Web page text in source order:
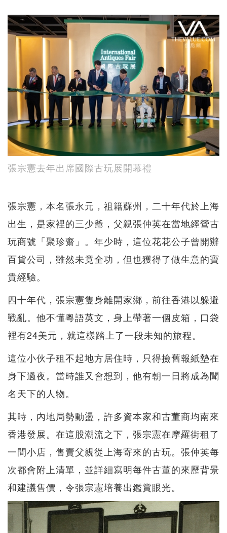
張宗憲去年出席國際古玩展開幕禮
張宗憲，本名張永元，祖籍蘇州，二十年代於上海
出生，是家裡的三少爺，父親張仲英在當地經營古
玩商號「聚珍齋」。年少時，這位花花公子曾開辦
百貨公司，雖然未竟全功，但也獲得了做生意的寶
貴經驗。
四十年代，張宗憲隻身離開家鄉，前往香港以躲避
戰亂。他不懂粵語英文，身上帶著一個皮箱，口袋
裡有24美元，就這樣踏上了一段未知的旅程。
這位小伙子租不起地方居住時，只得撿舊報紙墊在
身下過夜。當時誰又會想到，他有朝一日將成為聞
名天下的人物。
其時，內地局勢動盪，許多資本家和古董商均南來
香港發展。在這股潮流之下，張宗憲在摩羅街租了
一間小店，售賣父親從上海寄來的古玩。張仲英每
次都會附上清單，並詳細寫明每件古董的來歷背景
和建議售價，令張宗憲培養出鑑賞眼光。